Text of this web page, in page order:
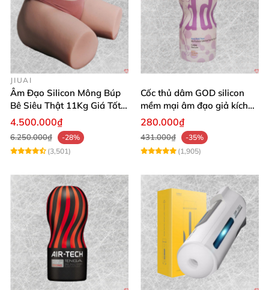
JIUAI
Âm Đạo Silicon Mông Búp
Bê Siêu Thật 11Kg Giá Tốt
Hàng Nhật
4.500.000₫
6.250.000₫
-28%
(3,501)
Cốc thủ dâm GOD silicon
mềm mại âm đạo giả kích
thích mạnh mẽ
280.000₫
431.000₫
-35%
(1,905)